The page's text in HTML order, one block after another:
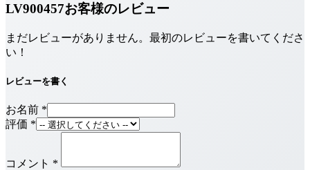
LV900457お客様のレビュー
まだレビューがありません。最初のレビューを書いてくださ
い！
レビューを書く
お名前 *
評価 *
コメント *